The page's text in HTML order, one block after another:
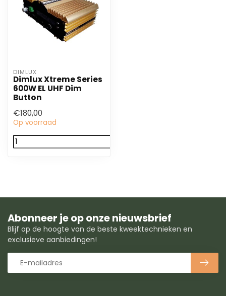
DIMLUX
Dimlux Xtreme Series
600W EL UHF Dim
Button
€180,00
Op voorraad
Abonneer je op onze nieuwsbrief
Blijf op de hoogte van de beste kweektechnieken en
exclusieve aanbiedingen!